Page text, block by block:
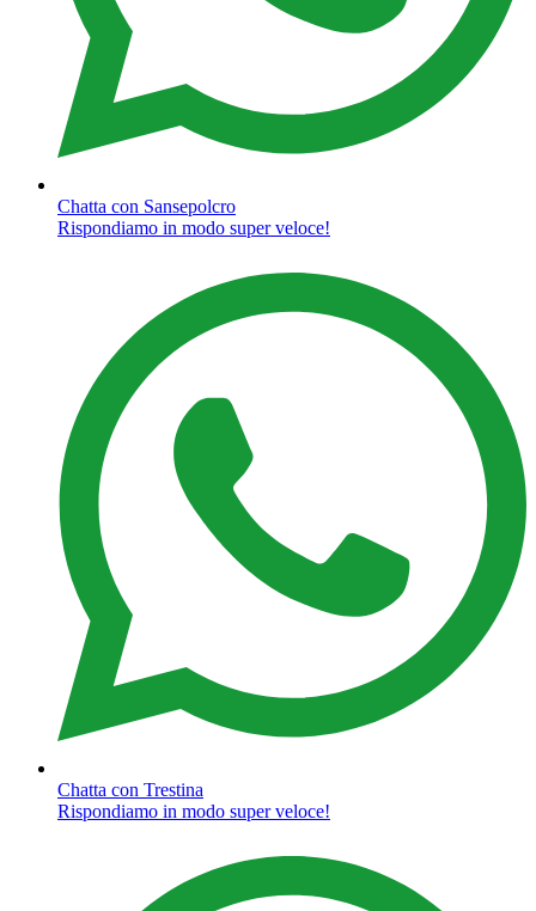
Chatta con Sansepolcro
Rispondiamo in modo super veloce!
Chatta con Trestina
Rispondiamo in modo super veloce!